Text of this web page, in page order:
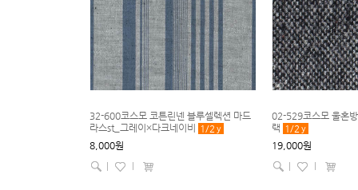
32-600코스모 코튼린넨 블루셀렉션 마드
라스st_그레이×다크네이비
1/2 y
8,000원
|
l
02-529코스모 울혼
랙 1/2 y
19,000원
|
l